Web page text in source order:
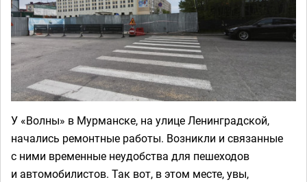
У «Волны» в Мурманске, на улице Ленинградской,
начались ремонтные работы. Возникли и связанные
с ними временные неудобства для пешеходов
и автомобилистов. Так вот, в этом месте, увы,